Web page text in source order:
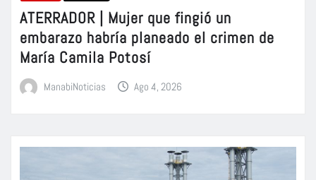
ATERRADOR | Mujer que fingió un
embarazo habría planeado el crimen de
María Camila Potosí
ManabiNoticias Ago 4, 2026